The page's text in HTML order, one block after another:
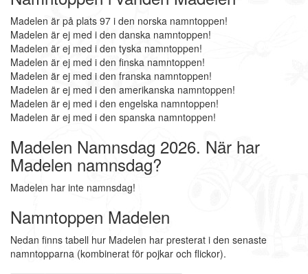
Madelen är på plats 97 i den norska namntoppen!
Madelen är ej med i den danska namntoppen!
Madelen är ej med i den tyska namntoppen!
Madelen är ej med i den finska namntoppen!
Madelen är ej med i den franska namntoppen!
Madelen är ej med i den amerikanska namntoppen!
Madelen är ej med i den engelska namntoppen!
Madelen är ej med i den spanska namntoppen!
Madelen Namnsdag 2026. När har
Madelen namnsdag?
Madelen har inte namnsdag!
Namntoppen Madelen
Nedan finns tabell hur Madelen har presterat i den senaste
namntopparna (kombinerat för pojkar och flickor).